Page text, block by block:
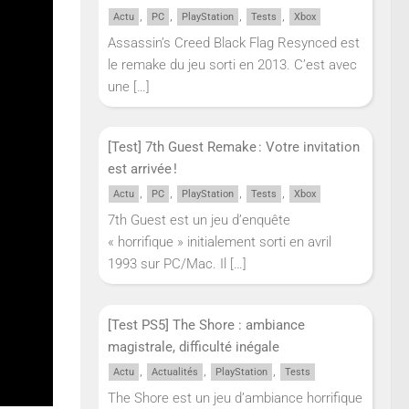
Actu , PC , PlayStation , Tests , Xbox
Assassin’s Creed Black Flag Resynced est
le remake du jeu sorti en 2013. C’est avec
une […]
[Test] 7th Guest Remake : Votre invitation
est arrivée !
Actu , PC , PlayStation , Tests , Xbox
7th Guest est un jeu d’enquête
« horrifique » initialement sorti en avril
1993 sur PC/Mac. Il
[…]
[Test PS5] The Shore : ambiance
magistrale, difficulté inégale
Actu , Actualités , PlayStation , Tests
The Shore est un jeu d’ambiance horrifique